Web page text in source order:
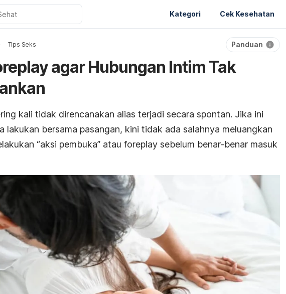
Kategori Cek Kesehatan
Tips Seks Panduan
agar Hubungan Intim Tak
kali tidak direncanakan alias terjadi secara spontan. Jika ini
lakukan bersama pasangan, kini tidak ada salahnya meluangkan
“aksi pembuka” atau foreplay sebelum benar-benar masuk